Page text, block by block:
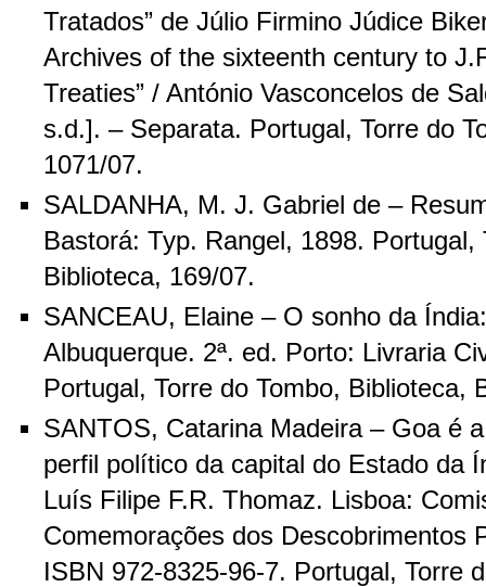
Tratados” de Júlio Firmino Júdice
Archives of the sixteenth century to
Treaties” / António Vasconcelos de
s.d.]. – Separata. Portugal, Torre do
1071/07.
SALDANHA, M. J. Gabriel de –
Bastorá: Typ. Rangel, 1898. Portugal,
Biblioteca, 169/07.
SANCEAU, Elaine – O sonho da
Albuquerque. 2ª. ed. Porto: Livraria
Portugal, Torre do Tombo, Biblioteca,
SANTOS, Catarina Madeira – Goa é
perfil político da capital do Estado da
Luís Filipe F.R. Thomaz. Lisboa:
Comemorações dos Descobrimentos
ISBN 972-8325-96-7. Portugal, Torre